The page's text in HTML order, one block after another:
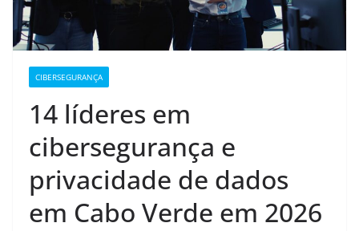
CIBERSEGURANÇA
14 líderes em
cibersegurança e
privacidade de dados
em Cabo Verde em 2026